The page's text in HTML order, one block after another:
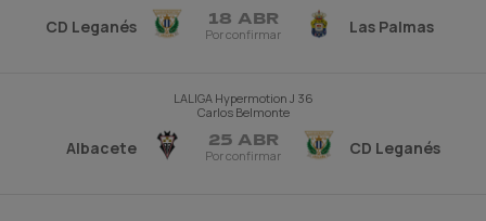
CD Leganés 18 ABR
Por confirmar Las Palmas
LALIGA Hypermotion J 36
Carlos Belmonte
Albacete 25 ABR
Por confirmar CD Leganés